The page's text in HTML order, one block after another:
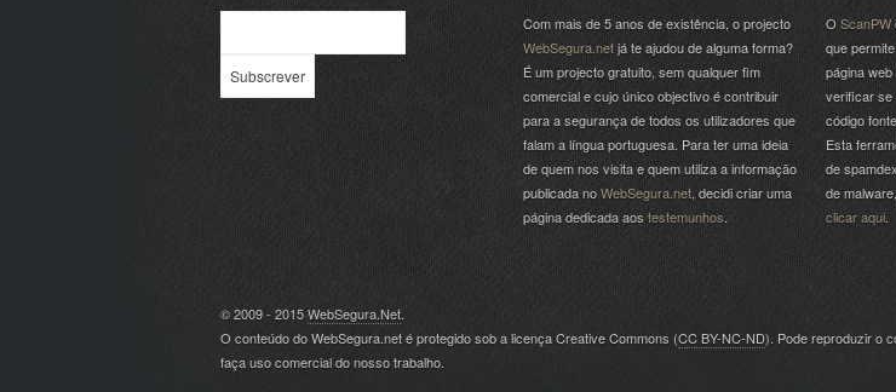
Com mais de 5 anos de existência, o projecto
WebSegura.netjá te ajudou de alguma forma?
É um projecto gratuito, sem qualquer fim
comercial e cujo único objectivo é contribuir
para a segurança de todos os utilizadores que
falam a língua portuguesa. Para ter uma ideia
de quem nos visita e quem utiliza a informação
publicada noWebSegura.net , decidi criar uma
página dedicada aos testemunhos
OScanPW
que
página
verificar se
código
Esta
de
de
clicar aqui.
© 2009 - 2015WebSegura.Net.
O conteúdo do WebSegura.net é protegido sob a licença Creative Commons (CC BY-NC-ND). Pode reproduzir o
faça uso comercial do nosso trabalho.